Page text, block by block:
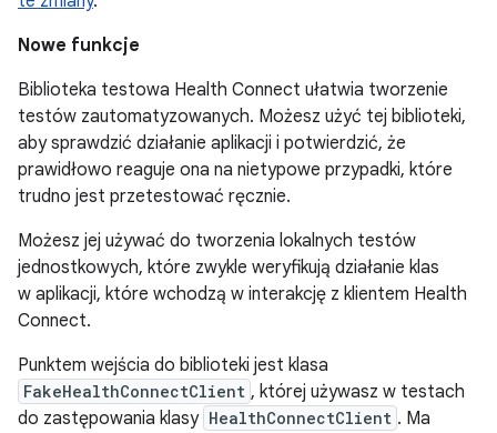
Nowe funkcje
Biblioteka testowa Health Connect ułatwia tworzenie
testów zautomatyzowanych. Możesz użyć tej biblioteki,
aby sprawdzić działanie aplikacji i potwierdzić, że
prawidłowo reaguje ona na nietypowe przypadki, które
trudno jest przetestować ręcznie.
Możesz jej używać do tworzenia lokalnych testów
jednostkowych, które zwykle weryfikują działanie klas
w aplikacji, które wchodzą w interakcję z klientem Health
Connect.
Punktem wejścia do biblioteki jest klasa
FakeHealthConnectClient , której używasz w testach
do zastępowania klasy HealthConnectClient . Ma